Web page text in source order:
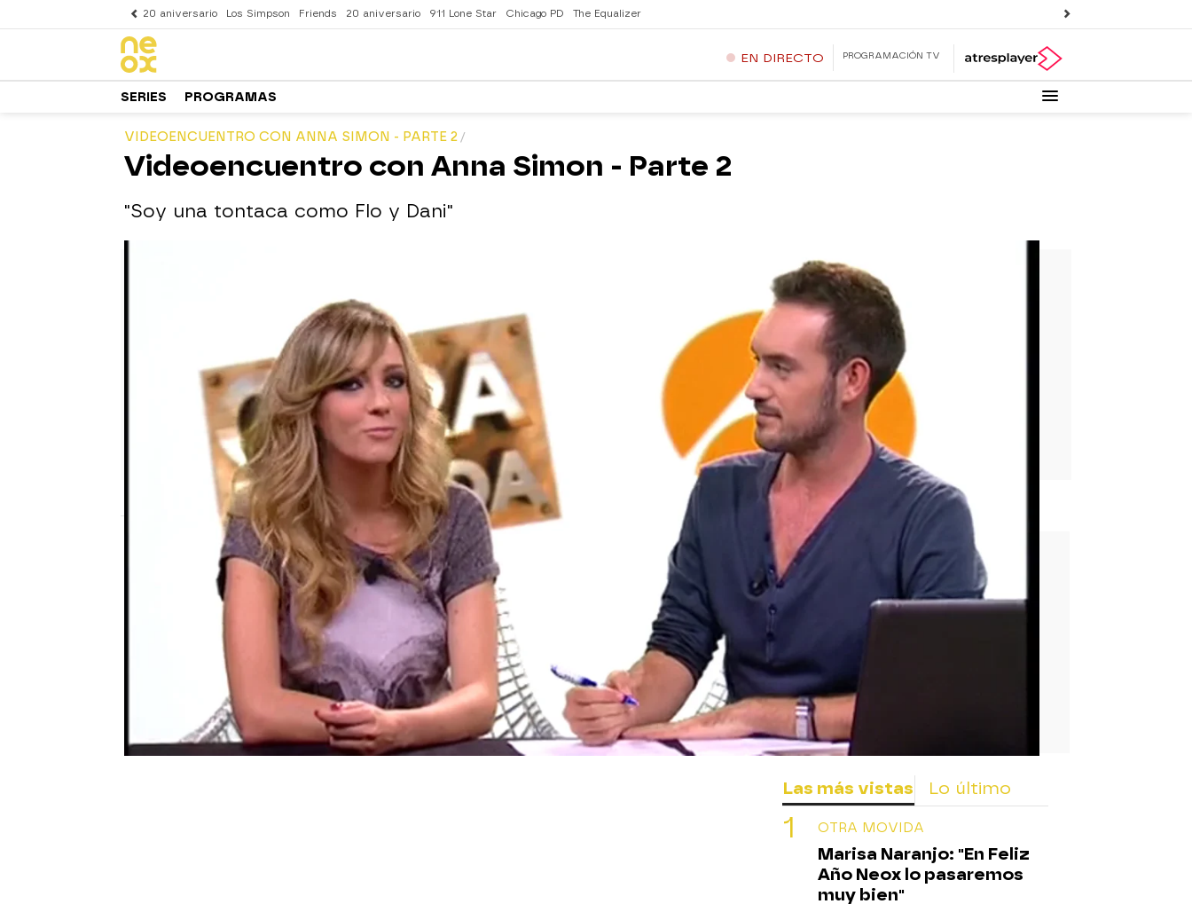
20 aniversario Los Simpson Friends 20 aniversario 911 Lone Star Chicago PD The Equalizer
EN DIRECTO PROGRAMACIÓN TV
SERIES PROGRAMAS
VIDEOENCUENTRO CON ANNA SIMON - PARTE 2
Videoencuentro con Anna Simon - Parte 2
"Soy una tontaca como Flo y Dani"
22 de septiembre de 2011, 23:59
WhatsappFacebook Flipboard
"Soy una tontaca como Flo y Dani"
videoencuentros Anna Simon
Las más vistas Lo último
OTRA MOVIDA
Marisa Naranjo: "En Feliz
Año Neox lo pasaremos
muy bien"